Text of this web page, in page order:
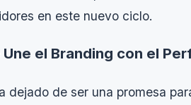
en este nuevo ciclo.
Une el Branding con el
dejado de ser una promesa